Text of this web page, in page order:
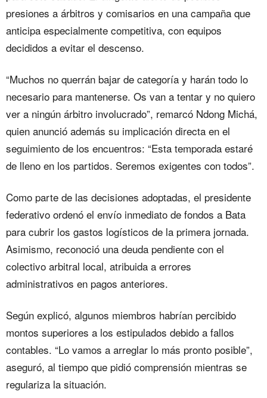
presiones a árbitros y comisarios en una campaña que
anticipa especialmente competitiva, con equipos
decididos a evitar el descenso.
“Muchos no querrán bajar de categoría y harán todo lo
necesario para mantenerse. Os van a tentar y no quiero
ver a ningún árbitro involucrado”, remarcó Ndong Michá,
quien anunció además su implicación directa en el
seguimiento de los encuentros: “Esta temporada estaré
de lleno en los partidos. Seremos exigentes con todos”.
Como parte de las decisiones adoptadas, el presidente
federativo ordenó el envío inmediato de fondos a Bata
para cubrir los gastos logísticos de la primera jornada.
Asimismo, reconoció una deuda pendiente con el
colectivo arbitral local, atribuida a errores
administrativos en pagos anteriores.
Según explicó, algunos miembros habrían percibido
montos superiores a los estipulados debido a fallos
contables. “Lo vamos a arreglar lo más pronto posible”,
aseguró, al tiempo que pidió comprensión mientras se
regulariza la situación.